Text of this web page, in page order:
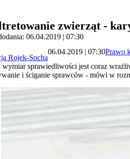
zwierząt -
06.04.2019 | 07:30
Rojek-Socha
06.04.2019 | 07:30Prawo
wymiar sprawiedliwości jest coraz
i ściganie sprawców - mówi w